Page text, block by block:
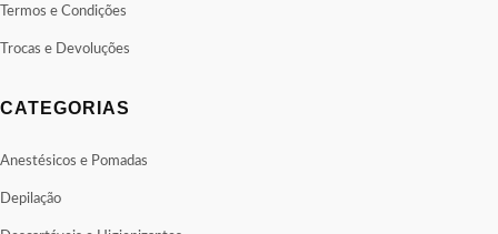
Termos e Condições
Trocas e Devoluções
CATEGORIAS
Anestésicos e Pomadas
Depilação